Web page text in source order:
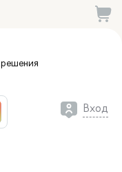
решения
Вход